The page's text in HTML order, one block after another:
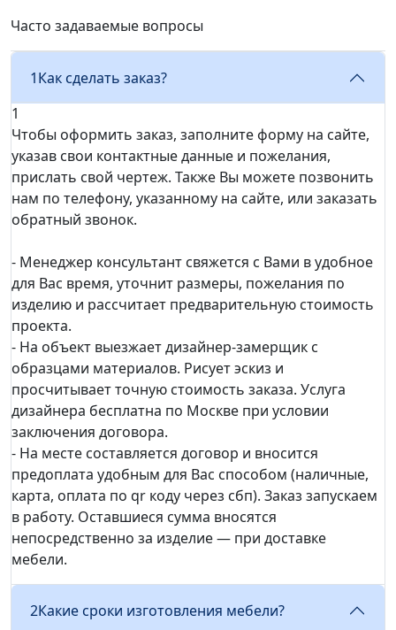
Часто задаваемые вопросы
1Как сделать заказ?
1
Чтобы оформить заказ, заполните форму на сайте,
указав свои контактные данные и пожелания,
прислать свой чертеж. Также Вы можете позвонить
нам по телефону, указанному на сайте, или заказать
обратный звонок.
- Менеджер консультант свяжется с Вами в удобное
для Вас время, уточнит размеры, пожелания по
изделию и рассчитает предварительную стоимость
проекта.
- На объект выезжает дизайнер-замерщик с
образцами материалов. Рисует эскиз и
просчитывает точную стоимость заказа. Услуга
дизайнера бесплатна по Москве при условии
заключения договора.
- На месте составляется договор и вносится
предоплата удобным для Вас способом (наличные,
карта, оплата по qr коду через сбп). Заказ запускаем
в работу. Оставшиеся сумма вносятся
непосредственно за изделие — при доставке
мебели.
2Какие сроки изготовления мебели?